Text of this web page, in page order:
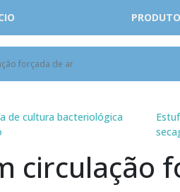
forçada de ar
de cultura bacteriológica
circulação